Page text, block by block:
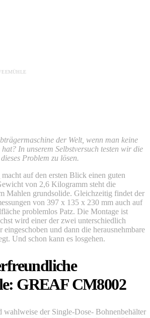
der Welt, wenn man keine
In unserem Selbstversuch testen wir die
Problem zu lösen.
macht auf den ersten Blick einen guten
von 2,6 Kilogramm steht die
Mahlen grundsolide. Gleichzeitig findet der
von 397 x 135 x 230 mm auch auf
problemlos Patz. Die Montage ist
wird einer der zwei unterschiedlich
eingeschoben und dann die herausnehmbare
Und schon kann es losgehen.
GREAF CM8002
wahlweise der Single-Dose- Bohnenbehälter